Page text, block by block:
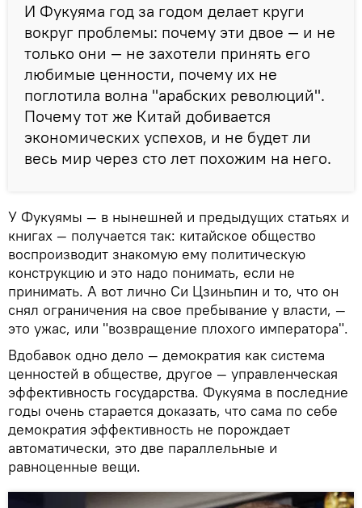
И Фукуяма год за годом делает круги
вокруг проблемы: почему эти двое — и не
только они — не захотели принять его
любимые ценности, почему их не
поглотила волна "арабских революций".
Почему тот же Китай добивается
экономических успехов, и не будет ли
весь мир через сто лет похожим на него.
У Фукуямы — в нынешней и предыдущих статьях и
книгах — получается так: китайское общество
воспроизводит знакомую ему политическую
конструкцию и это надо понимать, если не
принимать. А вот лично Си Цзиньпин и то, что он
снял ограничения на свое пребывание у власти, —
это ужас, или "возвращение плохого императора".
Вдобавок одно дело — демократия как система
ценностей в обществе, другое — управленческая
эффективность государства. Фукуяма в последние
годы очень старается доказать, что сама по себе
демократия эффективность не порождает
автоматически, это две параллельные и
равноценные вещи.